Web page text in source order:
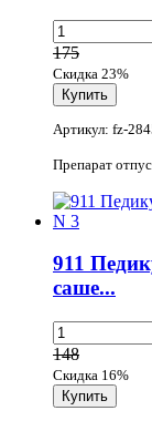
175
Скидка 23%
Артикул: fz-
Препарат
911
саше...
148
Скидка 16%